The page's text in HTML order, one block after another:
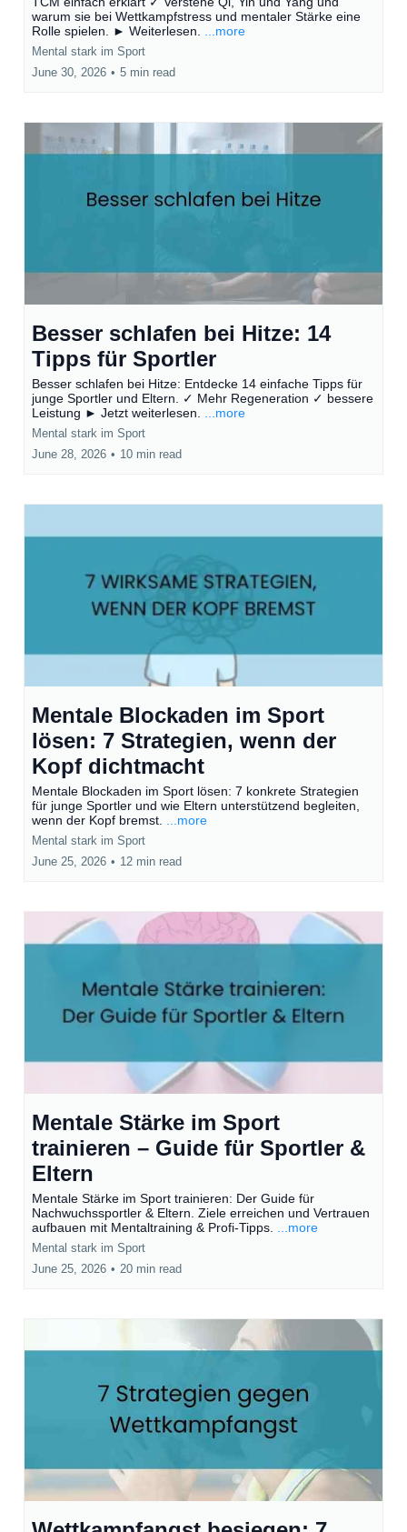
warum sie bei Wettkampfstress und mentaler Stärke eine
Rolle spielen. ► Weiterlesen.
...more
Mental stark im Sport
June 30, 2026 • 5 min read
Besser schlafen bei Hitze: 14
Tipps für Sportler
Besser schlafen bei Hitze: Entdecke 14 einfache Tipps für
junge Sportler und Eltern. ✓ Mehr Regeneration ✓ bessere
Leistung ► Jetzt weiterlesen.
...more
Mental stark im Sport
June 28, 2026 • 10 min read
Mentale Blockaden im Sport
lösen: 7 Strategien, wenn der
Kopf dichtmacht
Mentale Blockaden im Sport lösen: 7 konkrete Strategien
für junge Sportler und wie Eltern unterstützend begleiten,
wenn der Kopf bremst.
...more
Mental stark im Sport
June 25, 2026 • 12 min read
Mentale Stärke im Sport
trainieren – Guide für Sportler &
Eltern
Mentale Stärke im Sport trainieren: Der Guide für
Nachwuchssportler & Eltern. Ziele erreichen und Vertrauen
aufbauen mit Mentaltraining & Profi-Tipps.
...more
Mental stark im Sport
June 25, 2026 • 20 min read